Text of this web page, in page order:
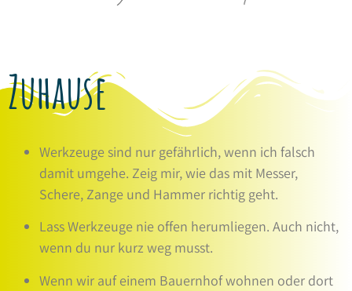
Zuhause
Werkzeuge sind nur gefährlich, wenn ich falsch
damit umgehe. Zeig mir, wie das mit Messer,
Schere, Zange und Hammer richtig geht.
Lass Werkzeuge nie offen herumliegen. Auch nicht,
wenn du nur kurz weg musst.
Wenn wir auf einem Bauernhof wohnen oder dort